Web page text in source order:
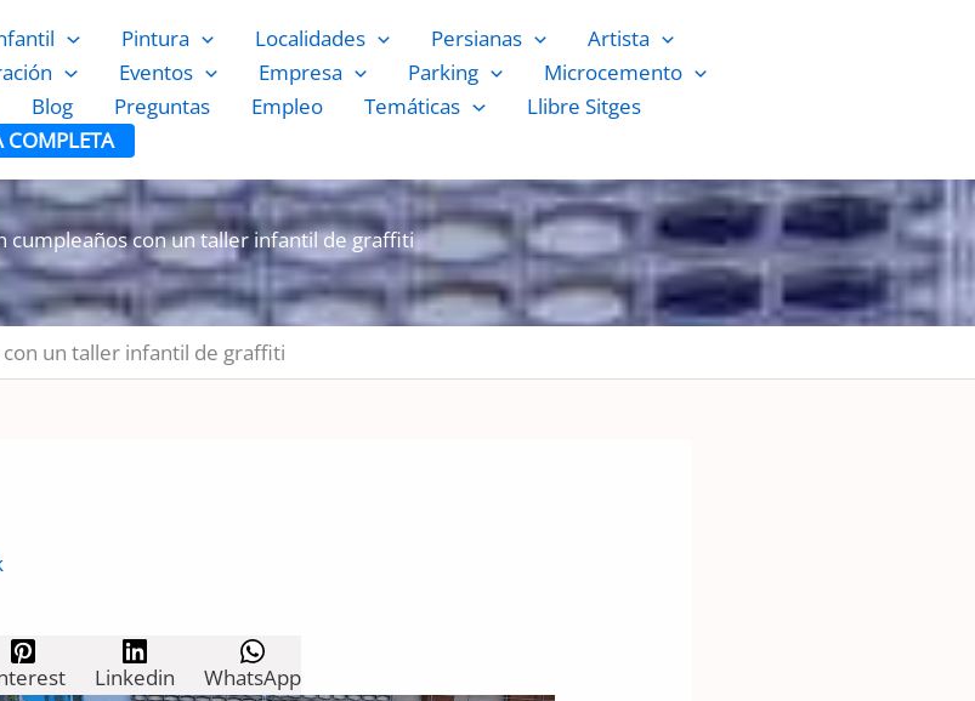
Pintura Localidades Persianas
Artista
Eventos Empresa Parking
Microcemento
Blog Preguntas Empleo Temáticas
Llibre Sitges
COMPLETA
cumpleaños con un taller infantil de graffiti
un taller infantil de graffiti
Linkedin WhatsApp